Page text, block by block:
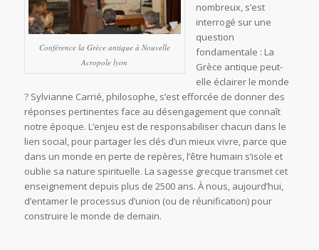
Conférence la Grèce antique à Nouvelle
Acropole lyon
nombreux, s’est
interrogé sur une
question
fondamentale : La
Grèce antique peut-
elle éclairer le monde
? Sylvianne Carrié, philosophe, s’est efforcée de donner des
réponses pertinentes face au désengagement que connaît
notre époque. L’enjeu est de responsabiliser chacun dans le
lien social, pour partager les clés d’un mieux vivre, parce que
dans un monde en perte de repères, l’être humain s’isole et
oublie sa nature spirituelle. La sagesse grecque transmet cet
enseignement depuis plus de 2500 ans. À nous, aujourd’hui,
d’entamer le processus d’union (ou de réunification) pour
construire le monde de demain.